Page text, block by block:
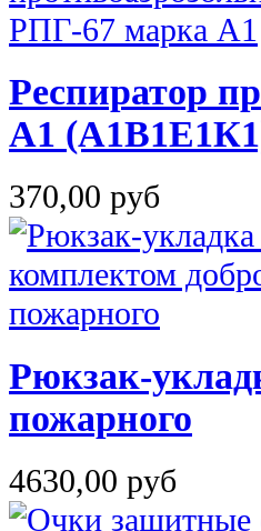
Респиратор
A1
370,00 руб
Рюкзак-
пожарного
4630,00 руб